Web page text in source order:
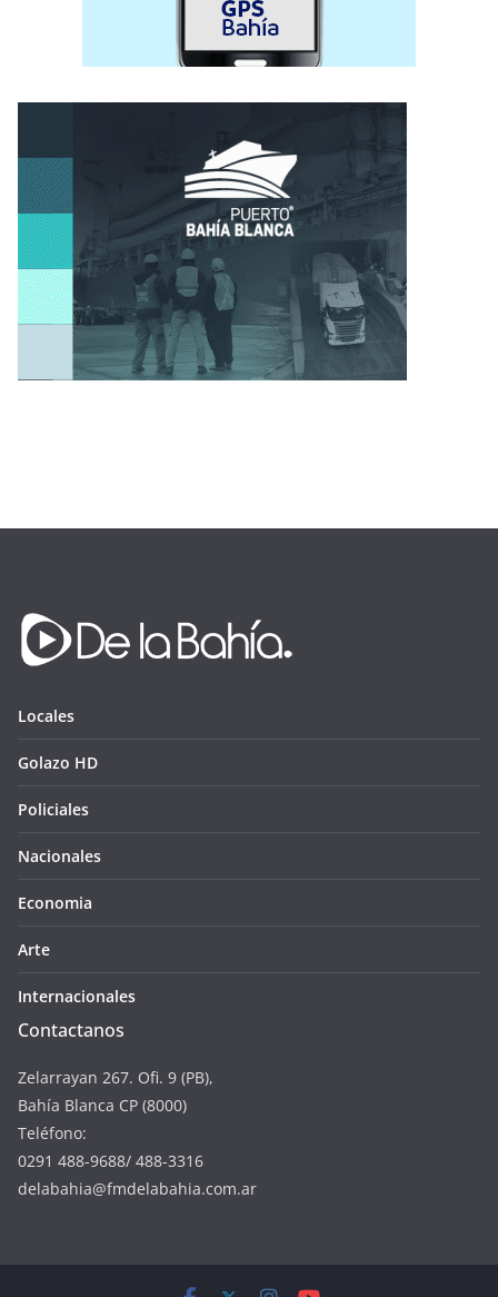
Locales
Golazo HD
Policiales
Nacionales
Economia
Arte
Internacionales
Contactanos
Zelarrayan 267. Ofi. 9 (PB),
Bahía Blanca CP (8000)
Teléfono:
0291 488-9688/ 488-3316
delabahia@fmdelabahia.com.ar